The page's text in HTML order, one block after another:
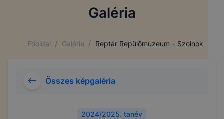
Galéria
Főoldal / Galéria / Reptár Repülőmúzeum – Szolnok
Összes képgaléria
2024/2025. tanév